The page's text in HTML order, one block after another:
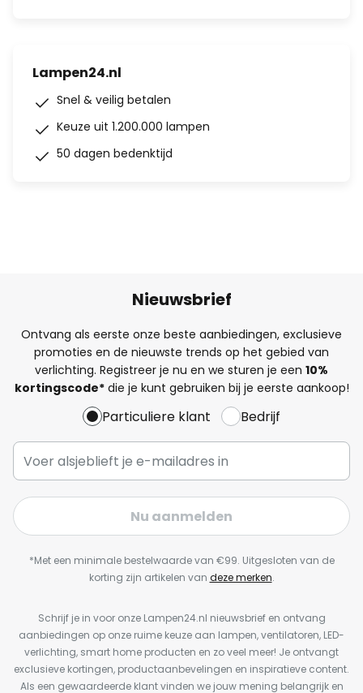
Lampen24.nl
Snel & veilig betalen
Keuze uit 1.200.000 lampen
50 dagen bedenktijd
Nieuwsbrief
Ontvang als eerste onze beste aanbiedingen, exclusieve
promoties en de nieuwste trends op het gebied van
verlichting. Registreer je nu en we sturen je een 10%
kortingscode*die je kunt gebruiken bij je eerste aankoop!
Particuliere klant Bedrijf
Nu aanmelden
*Met een minimale bestelwaarde van €99. Uitgesloten van de
korting zijn artikelen van deze merken.
Schrijf je in voor onze Lampen24.nl nieuwsbrief en ontvang
aanbiedingen op onze ruime keuze aan lampen, ventilatoren, LED-
verlichting, smart home producten en zo veel meer! Je ontvangt
exclusieve kortingen, productaanbevelingen en inspiratieve content.
Als een gewaardeerde klant vinden we jouw mening belangrijk en